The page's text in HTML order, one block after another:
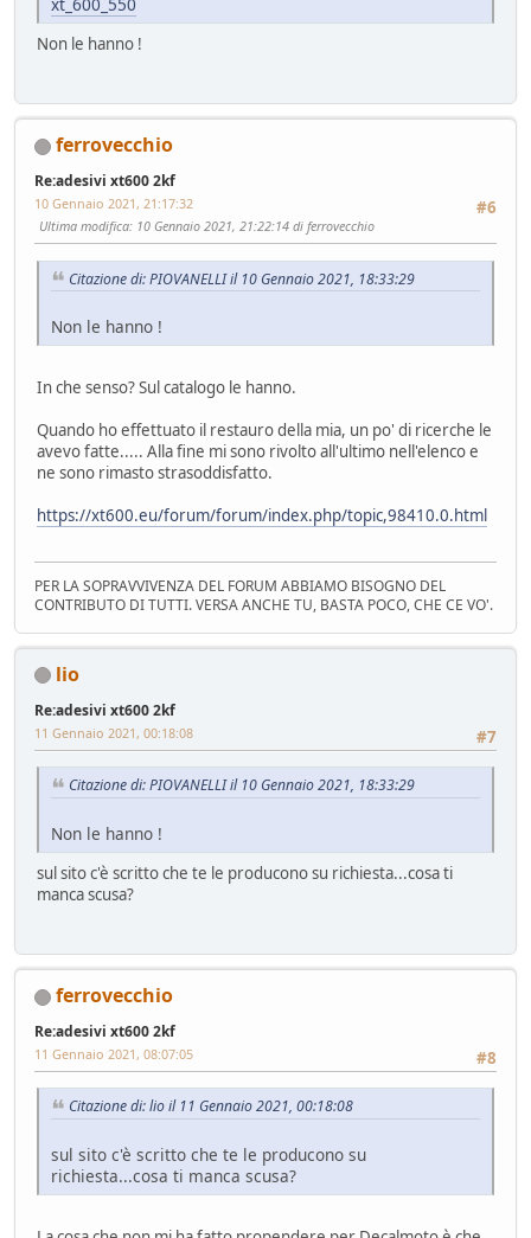
Non le hanno !
ferrovecchio
Re:adesivi xt600 2kf
#6
10 Gennaio 2021, 21:17:32
Ultima modifica: 10 Gennaio 2021, 21:22:14 di ferrovecchio
Citazione di: PIOVANELLI il 10 Gennaio 2021, 18:33:29
Non le hanno !
In che senso? Sul catalogo le hanno.
Quando ho effettuato il restauro della mia, un po' di ricerche le
avevo fatte..... Alla fine mi sono rivolto all'ultimo nell'elenco e
ne sono rimasto strasoddisfatto.
https://xt600.eu/forum/forum/index.php/topic,98410.0.html
PER LA SOPRAVVIVENZA DEL FORUM ABBIAMO BISOGNO DEL
CONTRIBUTO DI TUTTI. VERSA ANCHE TU, BASTA POCO, CHE CE VO'.
lio
Re:adesivi xt600 2kf
#7
11 Gennaio 2021, 00:18:08
Citazione di: PIOVANELLI il 10 Gennaio 2021, 18:33:29
Non le hanno !
sul sito c'è scritto che te le producono su richiesta...cosa ti
manca scusa?
ferrovecchio
Re:adesivi xt600 2kf
#8
11 Gennaio 2021, 08:07:05
Citazione di: lio il 11 Gennaio 2021, 00:18:08
sul sito c'è scritto che te le producono su
richiesta...cosa ti manca scusa?